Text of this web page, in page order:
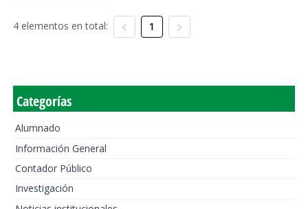
4 elementos en total: 1
Categorías
Alumnado
Información General
Contador Público
Investigación